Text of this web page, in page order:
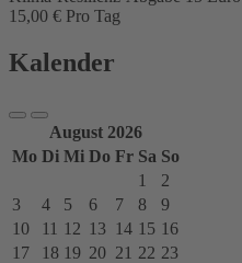
15,00 € Pro Tag
Kalender
August 2026
Mo Di Mi Do Fr Sa So
1
2
3
4 5 6 7 8
9
10
11 12 13 14 15 16
17
18 19 20 21 22 23